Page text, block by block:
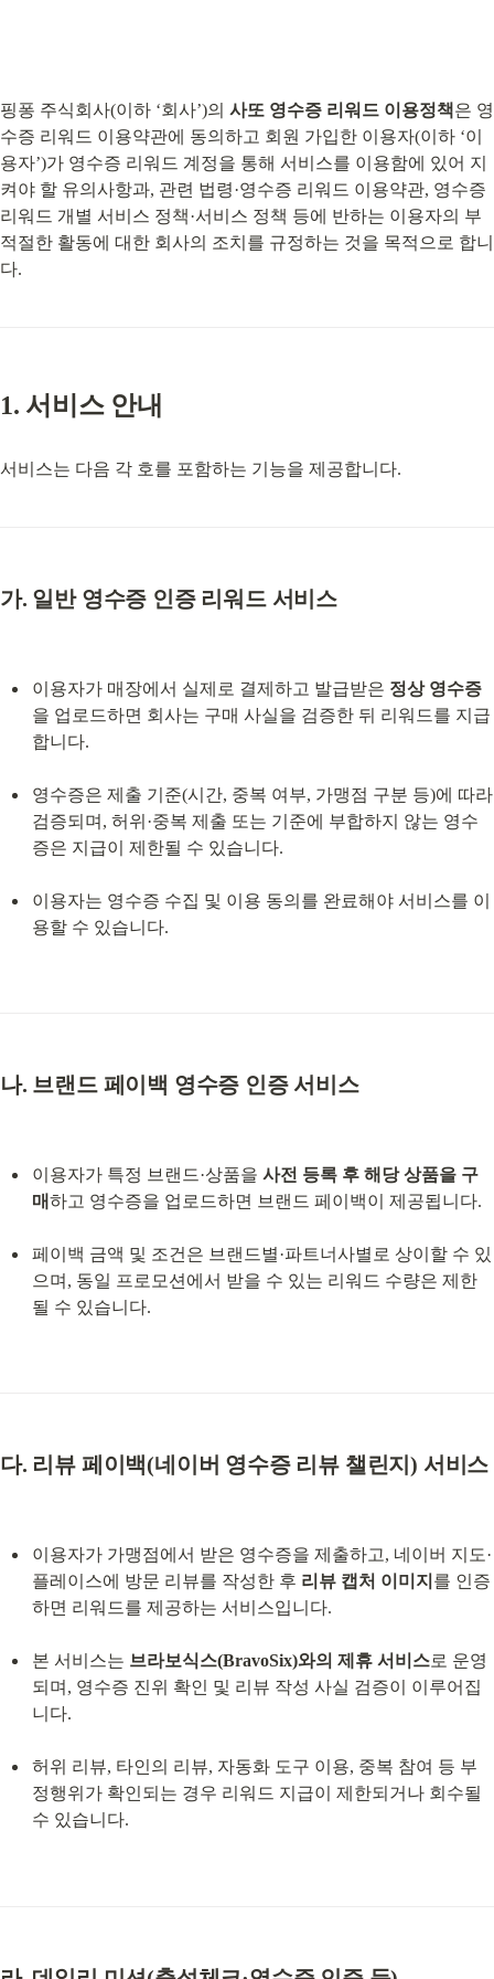
핑퐁 주식회사(이하 ‘회사’)의 사또 영수증 리워드 이용정책은 영
수증 리워드 이용약관에 동의하고 회원 가입한 이용자(이하 ‘이
용자’)가 영수증 리워드 계정을 통해 서비스를 이용함에 있어 지
켜야 할 유의사항과, 관련 법령·영수증 리워드 이용약관, 영수증
리워드 개별 서비스 정책·서비스 정책 등에 반하는 이용자의 부
적절한 활동에 대한 회사의 조치를 규정하는 것을 목적으로 합니
다.
1. 서비스 안내
서비스는 다음 각 호를 포함하는 기능을 제공합니다.
가. 일반 영수증 인증 리워드 서비스
이용자가 매장에서 실제로 결제하고 발급받은 정상 영수증
을 업로드하면 회사는 구매 사실을 검증한 뒤 리워드를 지급
합니다.
영수증은 제출 기준(시간, 중복 여부, 가맹점 구분 등)에 따라
검증되며, 허위·중복 제출 또는 기준에 부합하지 않는 영수
증은 지급이 제한될 수 있습니다.
이용자는 영수증 수집 및 이용 동의를 완료해야 서비스를 이
용할 수 있습니다.
나. 브랜드 페이백 영수증 인증 서비스
이용자가 특정 브랜드·상품을 사전 등록 후 해당 상품을 구
매하고 영수증을 업로드하면 브랜드 페이백이 제공됩니다.
페이백 금액 및 조건은 브랜드별·파트너사별로 상이할 수 있
으며, 동일 프로모션에서 받을 수 있는 리워드 수량은 제한
될 수 있습니다.
다. 리뷰 페이백(네이버 영수증 리뷰 챌린지) 서비스
이용자가 가맹점에서 받은 영수증을 제출하고, 네이버 지도·
플레이스에 방문 리뷰를 작성한 후 리뷰 캡처 이미지 를 인증
하면 리워드를 제공하는 서비스입니다.
본 서비스는 브라보식스(BravoSix)와의 제휴 서비스로 운영
되며, 영수증 진위 확인 및 리뷰 작성 사실 검증이 이루어집
니다.
허위 리뷰, 타인의 리뷰, 자동화 도구 이용, 중복 참여 등 부
정행위가 확인되는 경우 리워드 지급이 제한되거나 회수될
수 있습니다.